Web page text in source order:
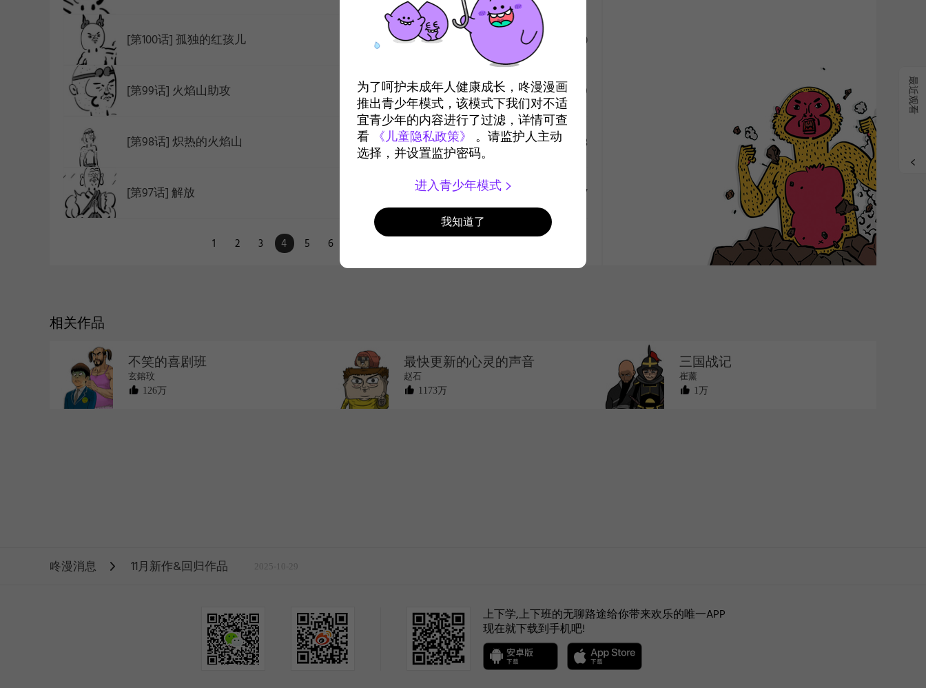
家
like
like
[第100话] 孤独的红孩儿 2016-5-1 2741 #100
[第99话] 火焰山助攻 2016-4-24 2599 #99
[第98话] 炽热的火焰山 2016-4-17 2635 #98
[第97话] 解放 2016-4-10 2700 #97
1 2 3 4 5 6
相关作品
不笑的喜剧班
玄鎔玟
126万
最快更新的心灵的声音
赵石
1173万
三国战记
崔薰
1万
为了呵护未成年人健康成长，咚漫漫画
推出青少年模式，该模式下我们对不适
宜青少年的内容进行了过滤，详情可查
看
《儿童隐私政策》
。请监护人主动
选择，并设置监护密码。
进入青少年模式
我知道了
咚漫消息 11月新作&回归作品 2025-10-29
上下学,上下班的无聊路途给你带来欢乐的唯一APP
现在就下载到手机吧!
最近观看